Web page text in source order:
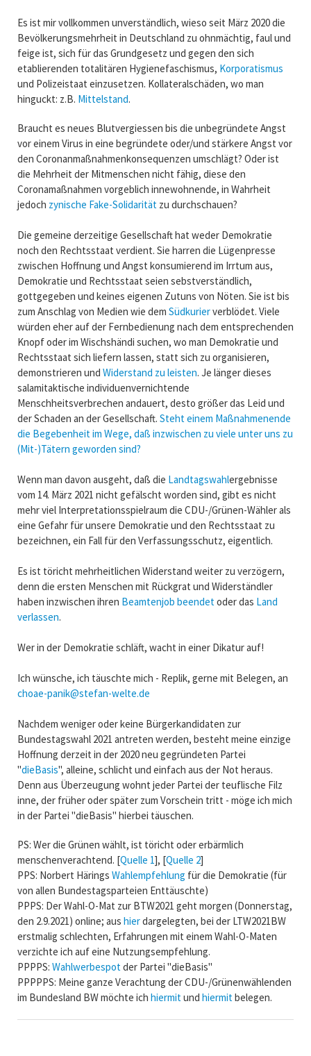
Es ist mir vollkommen unverständlich, wieso seit März 2020 die
Bevölkerungsmehrheit in Deutschland zu ohnmächtig, faul und
feige ist, sich für das Grundgesetz und gegen den sich
etablierenden totalitären Hygienefaschismus, Korporatismus
und Polizeistaat einzusetzen. Kollateralschäden, wo man
hinguckt: z.B. Mittelstand.
Braucht es neues Blutvergiessen bis die unbegründete Angst
vor einem Virus in eine begründete oder/und stärkere Angst vor
den Coronanmaßnahmenkonsequenzen umschlägt? Oder ist
die Mehrheit der Mitmenschen nicht fähig, diese den
Coronamaßnahmen vorgeblich innewohnende, in Wahrheit
jedoch zynische Fake-Solidaritätzu durchschauen?
Die gemeine derzeitige Gesellschaft hat weder Demokratie
noch den Rechtsstaat verdient. Sie harren die Lügenpresse
zwischen Hoffnung und Angst konsumierend im Irrtum aus,
Demokratie und Rechtsstaat seien sebstverständlich,
gottgegeben und keines eigenen Zutuns von Nöten. Sie ist bis
zum Anschlag von Medien wie dem Südkurierverblödet. Viele
würden eher auf der Fernbedienung nach dem entsprechenden
Knopf oder im Wischshändi suchen, wo man Demokratie und
Rechtsstaat sich liefern lassen, statt sich zu organisieren,
demonstrieren und Widerstand zu leisten. Je länger dieses
salamitaktische individuenvernichtende
Menschheitsverbrechen andauert, desto größer das Leid und
der Schaden an der Gesellschaft. Steht einem Maßnahmenende
die Begebenheit im Wege, daß inzwischen zu viele unter uns zu
(Mit-)Tätern geworden sind?
Wenn man davon ausgeht, daß die Landtagswahlergebnisse
vom 14. März 2021 nicht gefälscht worden sind, gibt es nicht
mehr viel Interpretationsspielraum die CDU-/Grünen-Wähler als
eine Gefahr für unsere Demokratie und den Rechtsstaat zu
bezeichnen, ein Fall für den Verfassungsschutz, eigentlich.
Es ist töricht mehrheitlichen Widerstand weiter zu verzögern,
denn die ersten Menschen mit Rückgrat und Widerständler
haben inzwischen ihren Beamtenjob beendetoder das Land
verlassen.
Wer in der Demokratie schläft, wacht in einer Dikatur auf!
Ich wünsche, ich täuschte mich - Replik, gerne mit Belegen, an
choae-panik@stefan-welte.de
Nachdem weniger oder keine Bürgerkandidaten zur
Bundestagswahl 2021 antreten werden, besteht meine einzige
Hoffnung derzeit in der 2020 neu gegründeten Partei
"dieBasis", alleine, schlicht und einfach aus der Not heraus.
Denn aus Überzeugung wohnt jeder Partei der teuflische Filz
inne, der früher oder später zum Vorschein tritt - möge ich mich
in der Partei "dieBasis" hierbei täuschen.
PS: Wer die Grünen wählt, ist töricht oder erbärmlich
menschenverachtend. [Quelle 1], [Quelle 2]
PPS: Norbert Härings Wahlempfehlung für die Demokratie (für
von allen Bundestagsparteien Enttäuschte)
PPPS: Der Wahl-O-Mat zur BTW2021 geht morgen (Donnerstag,
den 2.9.2021) online; aus hierdargelegten, bei der LTW2021BW
erstmalig schlechten, Erfahrungen mit einem Wahl-O-Maten
verzichte ich auf eine Nutzungsempfehlung.
PPPPS: Wahlwerbespotder Partei "dieBasis"
PPPPPS: Meine ganze Verachtung der CDU-/Grünenwählenden
im Bundesland BW möchte ich hiermitund hiermitbelegen.